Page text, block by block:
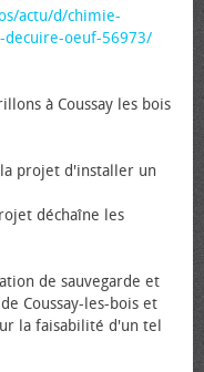
actu/d/chimie-
decuire-oeuf-56973/
à Coussay les bois
projet d'installer un
déchaîne les
de sauvegarde et
Coussay-les-bois et
la faisabilité d'un tel